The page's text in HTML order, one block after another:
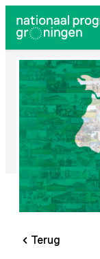
naar
de
inhoud
Terug